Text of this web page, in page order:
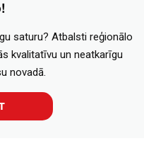
saturu? Atbalsti reģionālo
kvalitatīvu un neatkarīgu
novadā.